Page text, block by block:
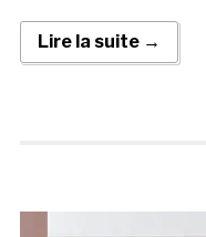
Lire la suite →